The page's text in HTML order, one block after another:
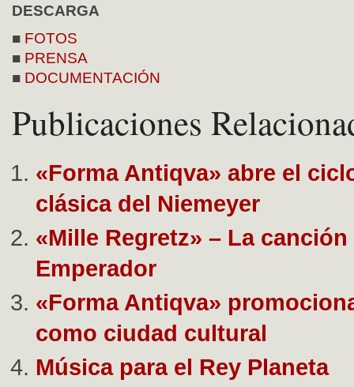
DESCARGA
■ FOTOS
■ PRENSA
■ DOCUMENTACIÓN
Publicaciones
«Forma Antiqva» abre el
clásica del Niemeyer
«Mille Regretz» – La canción
Emperador
«Forma Antiqva»
como ciudad cultural
Música para el Rey Planeta